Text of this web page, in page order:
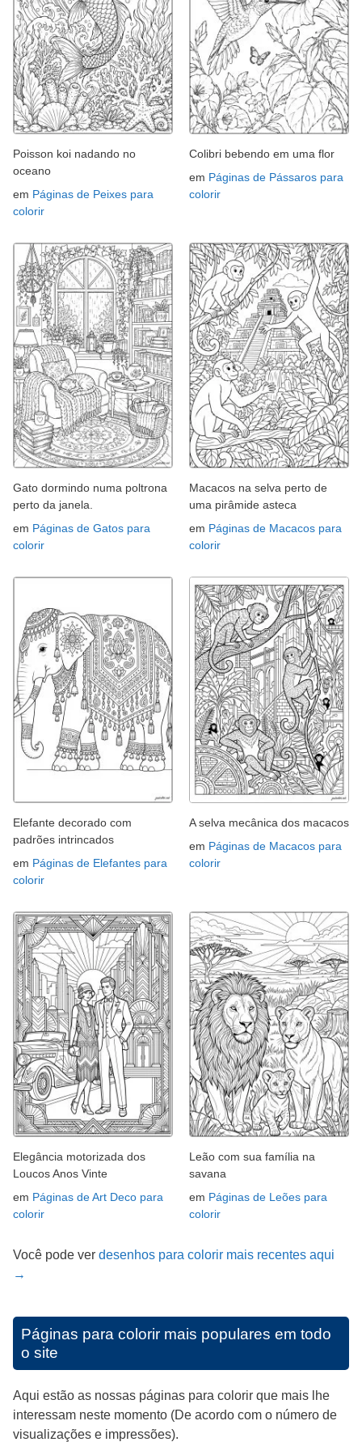
Poisson koi nadando no
oceano
em Páginas de Peixes para
colorir
Colibri bebendo em uma flor
em Páginas de Pássaros para
colorir
Gato dormindo numa poltrona
perto da janela.
em Páginas de Gatos para
colorir
Macacos na selva perto de
uma pirâmide asteca
em Páginas de Macacos para
colorir
Elefante decorado com
padrões intrincados
em Páginas de Elefantes para
colorir
A selva mecânica dos macacos
em Páginas de Macacos para
colorir
Elegância motorizada dos
Loucos Anos Vinte
em Páginas de Art Deco para
colorir
Leão com sua família na
savana
em Páginas de Leões para
colorir
Você pode ver desenhos para colorir mais recentes aqui
→
Páginas para colorir mais populares em todo
o site
Aqui estão as nossas páginas para colorir que mais lhe
interessam neste momento (De acordo com o número de
visualizações e impressões).